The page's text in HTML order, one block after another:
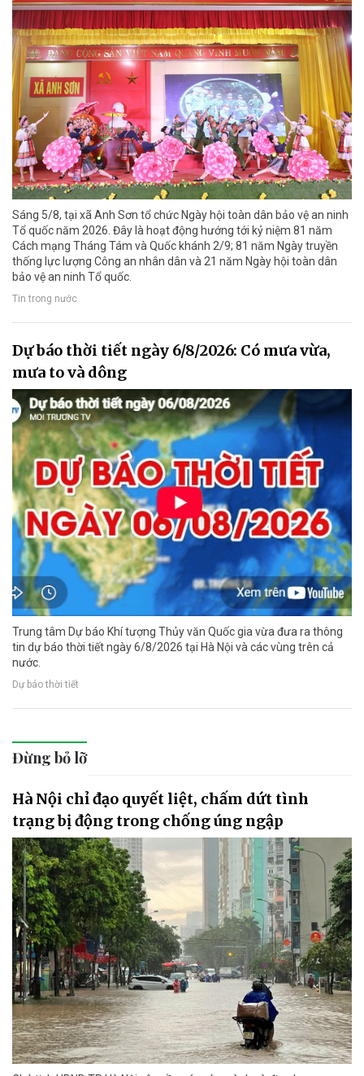
Sáng 5/8, tại xã Anh Sơn tổ chức Ngày hội toàn dân bảo vệ an ninh
Tổ quốc năm 2026. Đây là hoạt động hướng tới kỷ niệm 81 năm
Cách mạng Tháng Tám và Quốc khánh 2/9; 81 năm Ngày truyền
thống lực lượng Công an nhân dân và 21 năm Ngày hội toàn dân
bảo vệ an ninh Tổ quốc.
Tin trong nước
Dự báo thời tiết ngày 6/8/2026: Có mưa vừa,
mưa to và dông
Trung tâm Dự báo Khí tượng Thủy văn Quốc gia vừa đưa ra thông
tin dự báo thời tiết ngày 6/8/2026 tại Hà Nội và các vùng trên cả
nước.
Dự báo thời tiết
Đừng bỏ lỡ
Hà Nội chỉ đạo quyết liệt, chấm dứt tình
trạng bị động trong chống úng ngập